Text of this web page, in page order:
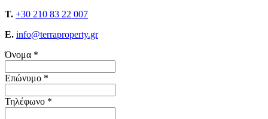
T. +30 210 83 22 007
E. info@terraproperty.gr
Όνομα *
Επώνυμο *
Τηλέφωνο *